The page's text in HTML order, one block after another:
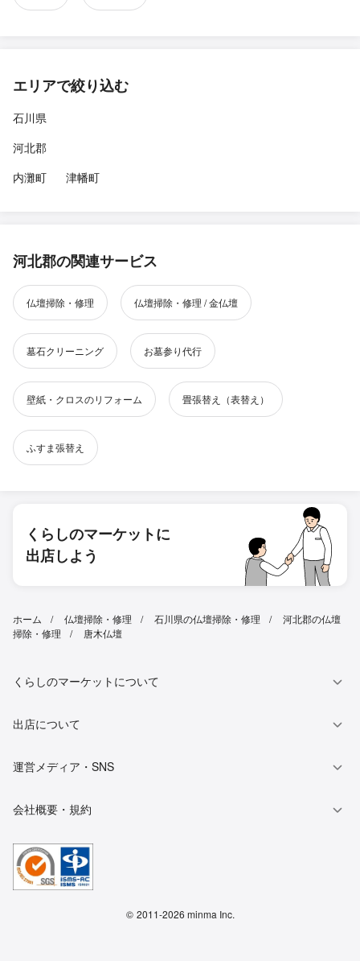
エリアで絞り込む
石川県
河北郡
内灘町
津幡町
河北郡の関連サービス
仏壇掃除・修理 仏壇掃除・修理 / 金仏壇
墓石クリーニング お墓参り代行
壁紙・クロスのリフォーム 畳張替え（表替え）
ふすま張替え
くらしのマーケットに
出店しよう
ホーム 仏壇掃除・修理 石川県の仏壇掃除・修理
河北郡の仏壇
掃除・修理
唐木仏壇
くらしのマーケットについて
出店について
運営メディア・SNS
会社概要・規約
© 2011-2026 minma Inc.